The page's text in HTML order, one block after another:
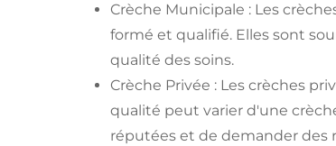
Crèche Municipale : Les
formé et qualifié. Elles sont
qualité des soins.
Crèche Privée : Les crèches
qualité peut varier d'une
réputées et de demander des